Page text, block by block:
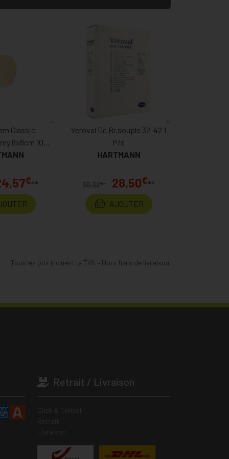
Classic
8x8cm 10
€**
Veroval Dc Br.souple 32-42 1
P/s
HARTMANN
30,32€ * 28,50€**
AJOUTER
Tous les prix incluent la TVA – Hors frais de livraison.
Retrait / Livraison